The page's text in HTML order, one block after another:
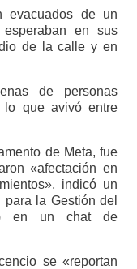
evacuados de un
en sus
de la calle y en
de personas
lo que avivó entre
de Meta, fue
«afectación en
indicó un
la Gestión del
en un chat de
se «reportan